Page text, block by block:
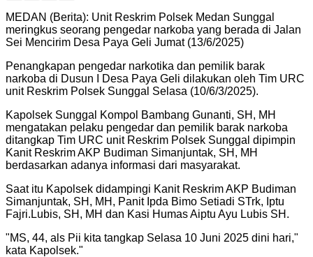
MEDAN (Berita): Unit Reskrim Polsek Medan Sunggal
meringkus seorang pengedar narkoba yang berada di Jalan
Sei Mencirim Desa Paya Geli Jumat (13/6/2025)
Penangkapan pengedar narkotika dan pemilik barak
narkoba di Dusun I Desa Paya Geli dilakukan oleh Tim URC
unit Reskrim Polsek Sunggal Selasa (10/6/3/2025).
Kapolsek Sunggal Kompol Bambang Gunanti, SH, MH
mengatakan pelaku pengedar dan pemilik barak narkoba
ditangkap Tim URC unit Reskrim Polsek Sunggal dipimpin
Kanit Reskrim AKP Budiman Simanjuntak, SH, MH
berdasarkan adanya informasi dari masyarakat.
Saat itu Kapolsek didampingi Kanit Reskrim AKP Budiman
Simanjuntak, SH, MH, Panit Ipda Bimo Setiadi STrk, Iptu
Fajri.Lubis, SH, MH dan Kasi Humas Aiptu Ayu Lubis SH.
"MS, 44, als Pii kita tangkap Selasa 10 Juni 2025 dini hari,"
kata Kapolsek."